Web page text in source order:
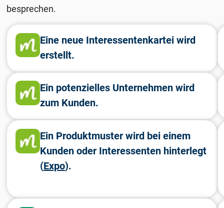
besprechen.
Eine neue Interessentenkartei wird
erstellt.
Ein potenzielles Unternehmen wird
zum Kunden.
Ein Produktmuster wird bei einem
Kunden oder Interessenten hinterlegt
(Expo).